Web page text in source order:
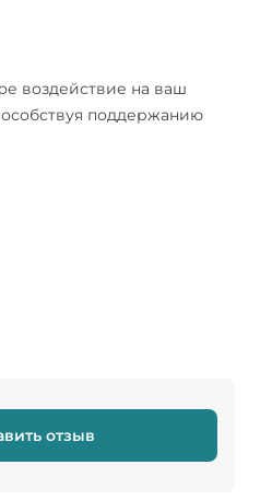
воздействие на ваш
поддержанию
отзыв